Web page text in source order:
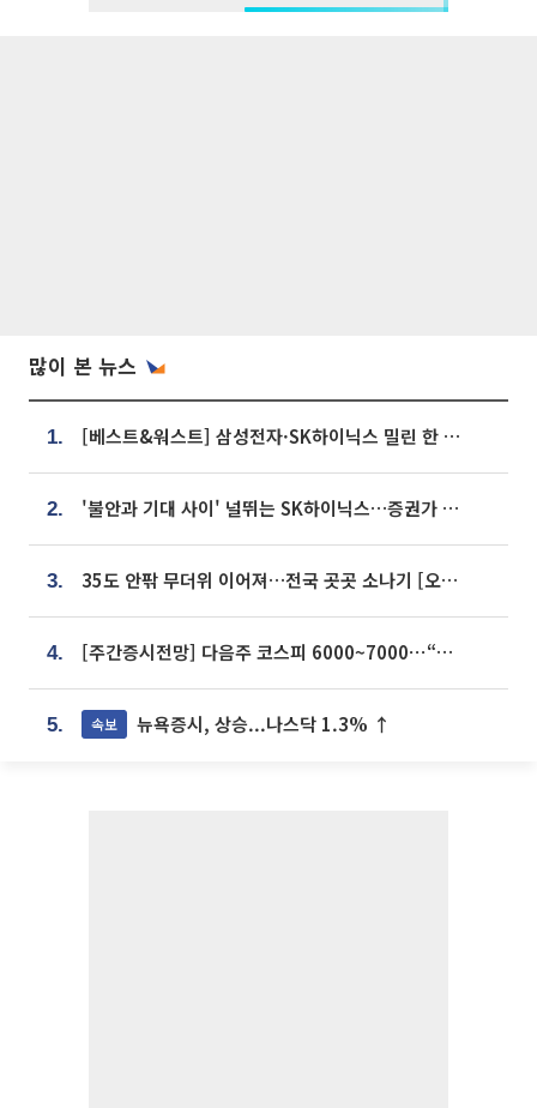
많이 본 뉴스
1. [베스트&워스트] 삼성전자·SK하이닉스 밀린 한 주…상상인증권은 85% 급등
2. '불안과 기대 사이' 널뛰는 SK하이닉스…증권가 "HBM4·LTA 기반 펀터멘털 견고"
3. 35도 안팎 무더위 이어져…전국 곳곳 소나기 [오늘 날씨]
4. [주간증시전망] 다음주 코스피 6000~7000⋯“外人 수급은 정책이 변수”
5. 속보 뉴욕증시, 상승...나스닥 1.3% ↑